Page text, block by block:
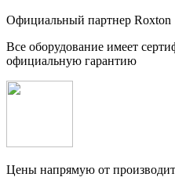
Официальный партнер Roxton
Все оборудование имеет
официальную гарантию
Цены напрямую от